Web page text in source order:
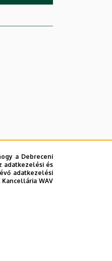
a Debreceni
adatkezelési és
adatkezelési
Kancellária WAV